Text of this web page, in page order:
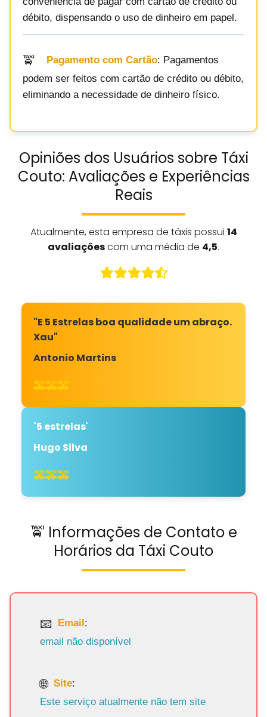
débito, dispensando o uso de dinheiro em papel.
Pagamento com Cartão: Pagamentos
podem ser feitos com cartão de crédito ou débito,
eliminando a necessidade de dinheiro físico.
Opiniões dos Usuários sobre Táxi
Couto: Avaliações e Experiências
Reais
Atualmente, esta empresa de táxis possui 14
avaliaçõescom uma média de 4,5.
"E 5 Estrelas boa qualidade um abraço.
Xau"
Antonio Martins
🚕🚕🚕
"5 estrelas"
Hugo Silva
🚕🚕🚕
🚖 Informações de Contato e
Horários da Táxi Couto
Email:
email não disponível
Site:
Este serviço atualmente não tem site